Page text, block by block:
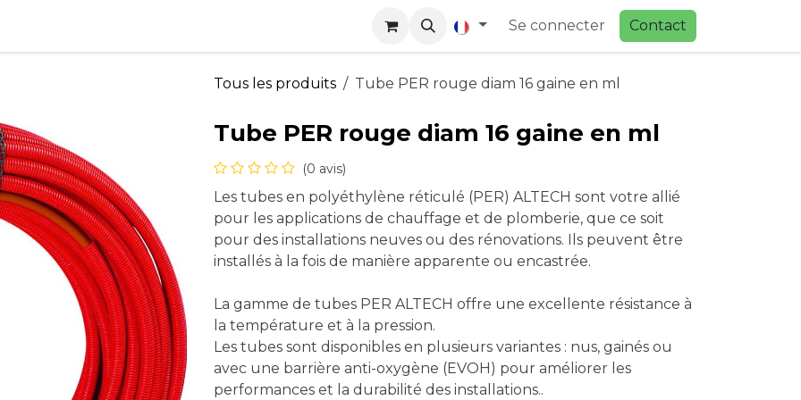
Carrières Se connecter Contact
Tous les produits Tube PER rouge diam 16 gaine en ml
Tube PER rouge diam 16 gaine en ml
(0 avis)
Les tubes en polyéthylène réticulé (PER) ALTECH sont votre allié
pour les applications de chauffage et de plomberie, que ce soit
pour des installations neuves ou des rénovations. Ils peuvent être
installés à la fois de manière apparente ou encastrée.
La gamme de tubes PER ALTECH offre une excellente résistance à
la température et à la pression.
Les tubes sont disponibles en plusieurs variantes : nus, gainés ou
avec une barrière anti-oxygène (EVOH) pour améliorer les
performances et la durabilité des installations..